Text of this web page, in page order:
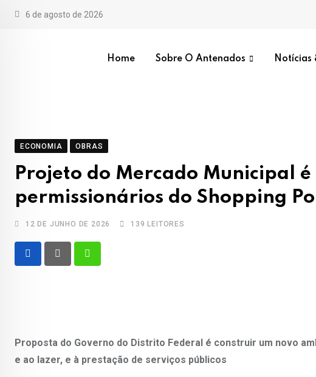
6 de agosto de 2026
Home Sobre O Antenados Notícias
ECONOMIA OBRAS
Projeto do Mercado Municipal
permissionários do Shopping
12 DE JUNHO DE 2026 139 LEITORES
Whatsapp
Proposta do Governo do Distrito Federal é construir um novo
e ao lazer, e à prestação de serviços públicos